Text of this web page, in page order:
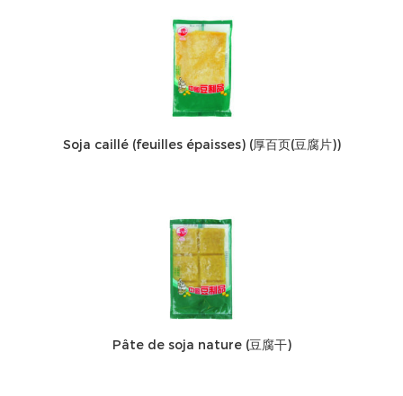
Soja caillé (feuilles épaisses) (厚百页(豆腐片))
Pâte de soja nature (豆腐干)